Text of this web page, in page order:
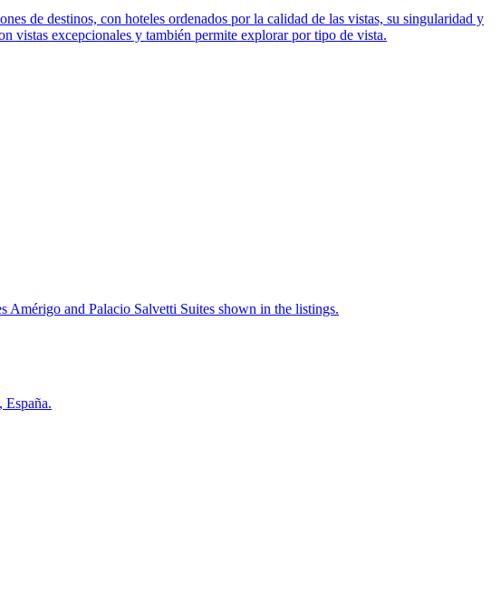
de destinos, con hoteles ordenados por la calidad de las vistas, su singularidad y
vistas excepcionales y también permite explorar por tipo de vista.
Amérigo and Palacio Salvetti Suites shown in the listings.
España.